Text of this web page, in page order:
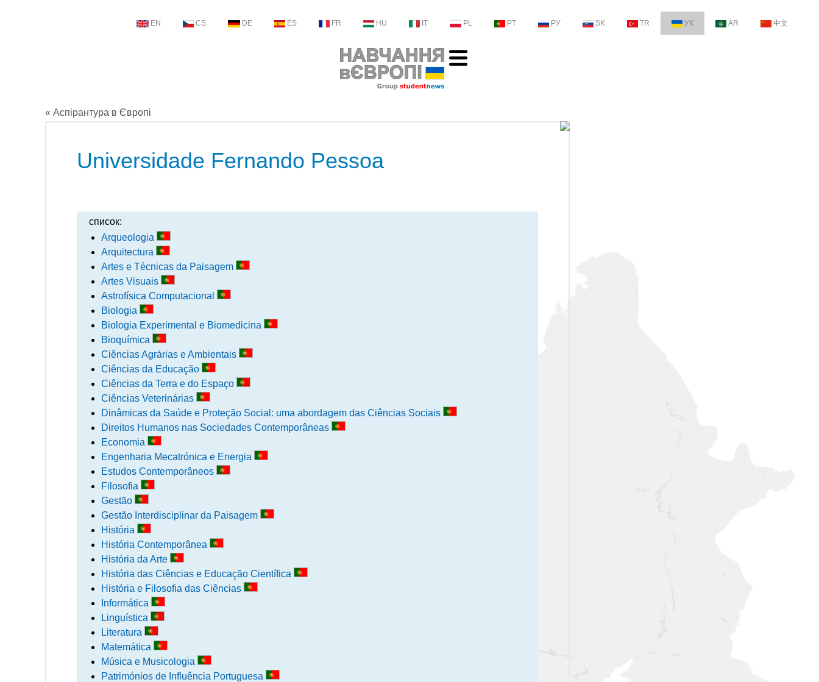
EN CS DE ES FR HU IT PL PT РУ SK TR УК AR 中文
« Аспірантура в Європі
Universidade Fernando Pessoa
список:
Arqueologia
Arquitectura
Artes e Técnicas da Paisagem
Artes Visuais
Astrofísica Computacional
Biologia
Biologia Experimental e Biomedicina
Bioquímica
Ciências Agrárias e Ambientais
Ciências da Educação
Ciências da Terra e do Espaço
Ciências Veterinárias
Dinâmicas da Saúde e Proteção Social: uma abordagem das Ciências Sociais
Direitos Humanos nas Sociedades Contemporâneas
Economia
Engenharia Mecatrónica e Energia
Estudos Contemporâneos
Filosofia
Gestão
Gestão Interdisciplinar da Paisagem
História
História Contemporânea
História da Arte
História das Ciências e Educação Científica
História e Filosofia das Ciências
Informática
Linguística
Literatura
Matemática
Música e Musicologia
Patrimónios de Influência Portuguesa